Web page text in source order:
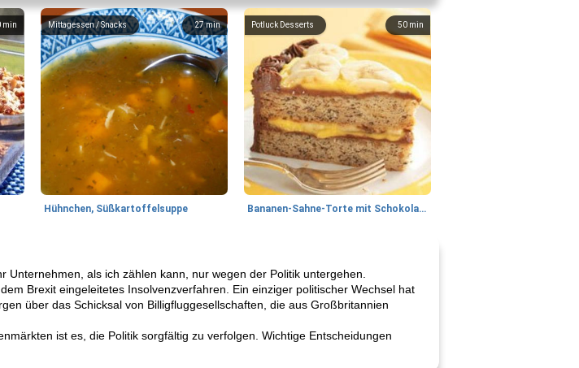
min 27min
Mittagessen / Snacks
Hühnchen, Süßkartoffelsuppe
50 min
Potluck Desserts
Bananen-Sahne-Torte mit Schokoladenglasur
als ich zählen kann, nur wegen der Politik untergehen.
Brexit eingeleitetes Insolvenzverfahren. Ein einziger politischer Wechsel hat
über das Schicksal von Billigfluggesellschaften, die aus Großbritannien
ist es, die Politik sorgfältig zu verfolgen. Wichtige Entscheidungen